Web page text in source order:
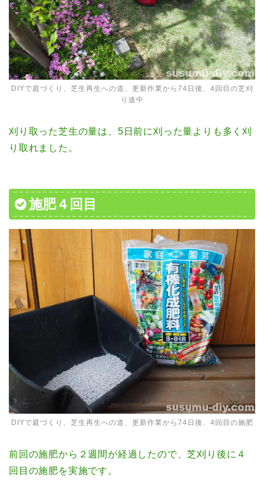
DIYで庭づくり、芝生再生への道、更新作業から74日後、4回目の芝刈
り途中
刈り取った芝生の量は、5日前に刈った量よりも多く刈
り取れました。
施肥４回目
DIYで庭づくり、芝生再生への道、更新作業から74日後、4回目の施肥
前回の施肥から２週間が経過したので、芝刈り後に４
回目の施肥を実施です。